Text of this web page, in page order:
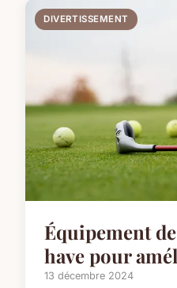
DIVERTISSEMENT
Équipement
have pour
13 décembre 2024